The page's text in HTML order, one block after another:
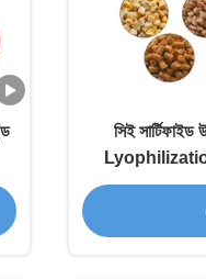
সিই
Lyophilization